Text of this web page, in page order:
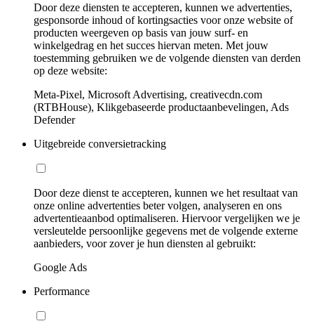
Door deze diensten te accepteren, kunnen we advertenties,
gesponsorde inhoud of kortingsacties voor onze website of
producten weergeven op basis van jouw surf- en
winkelgedrag en het succes hiervan meten. Met jouw
toestemming gebruiken we de volgende diensten van derden
op deze website:
Meta-Pixel, Microsoft Advertising, creativecdn.com
(RTBHouse), Klikgebaseerde productaanbevelingen, Ads
Defender
Uitgebreide conversietracking
Door deze dienst te accepteren, kunnen we het resultaat van
onze online advertenties beter volgen, analyseren en ons
advertentieaanbod optimaliseren. Hiervoor vergelijken we je
versleutelde persoonlijke gegevens met de volgende externe
aanbieders, voor zover je hun diensten al gebruikt:
Google Ads
Performance